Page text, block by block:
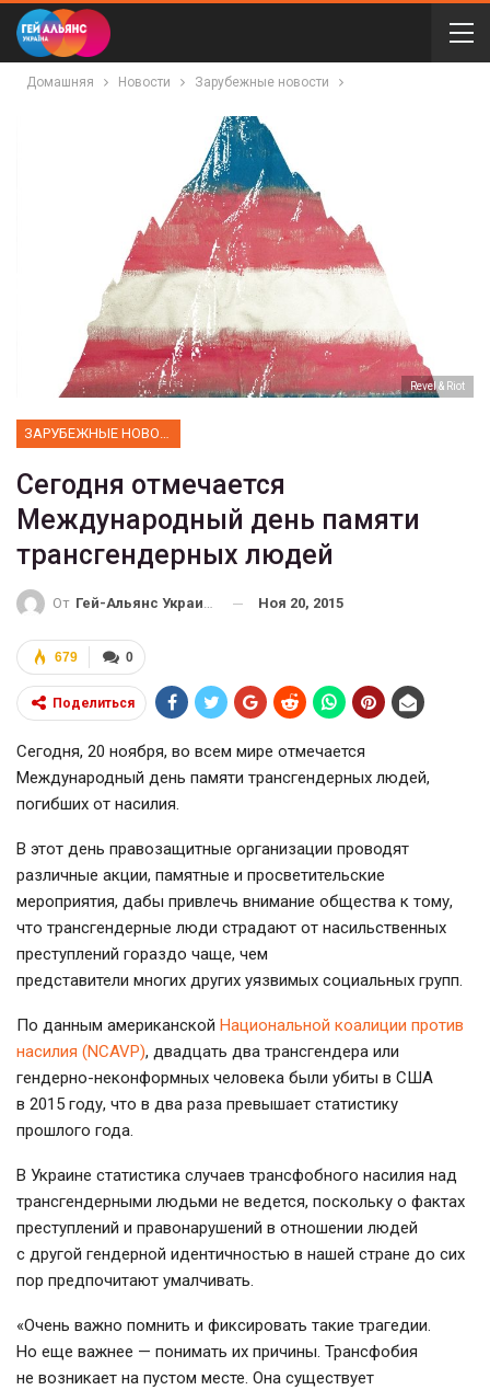
Домашняя Новости Зарубежные новости
Revel & Riot
Сегодня отмечается
Международный день памяти
трансгендерных людей
От Гей-Альянс Украина Ноя 20, 2015
0
679
Поделиться
Сегодня, 20 ноября, во всем мире отмечается
Международный день памяти трансгендерных людей,
погибших от насилия.
В этот день правозащитные организации проводят
различные акции, памятные и просветительские
мероприятия, дабы привлечь внимание общества к тому,
что трансгендерные люди страдают от насильственных
преступлений гораздо чаще, чем
представители многих других уязвимых социальных групп.
По данным американской Национальной коалиции против
насилия (NCAVP), двадцать два трансгендера или
гендерно-неконформных человека были убиты в США
в 2015 году, что в два раза превышает статистику
прошлого года.
В Украине статистика случаев трансфобного насилия над
трансгендерными людьми не ведется, поскольку о фактах
преступлений и правонарушений в отношении людей
с другой гендерной идентичностью в нашей стране до сих
пор предпочитают умалчивать.
«Очень важно помнить и фиксировать такие трагедии.
Но еще важнее — понимать их причины. Трансфобия
не возникает на пустом месте. Она существует